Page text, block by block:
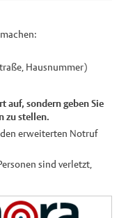
Hausnummer)
auf, sondern geben Sie
zu stellen.
erweiterten Notruf
sind verletzt,